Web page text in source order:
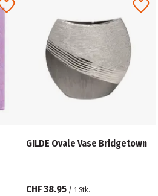
GILDE Ovale Vase Bridgetown
CHF 38.95 / 1 Stk.